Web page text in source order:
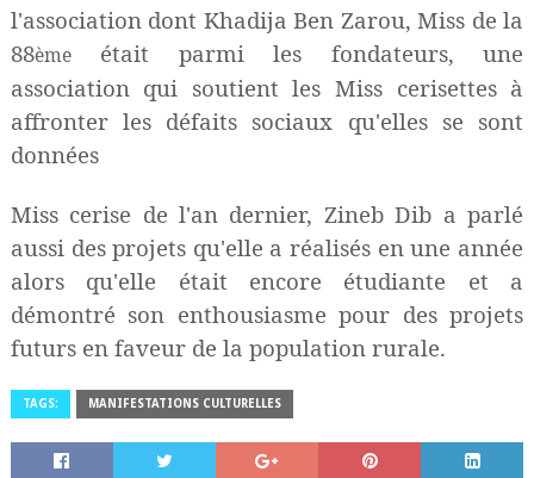
l'association dont Khadija Ben Zarou, Miss de la
88èmeétait parmi les fondateurs, une
association qui soutient les Miss cerisettes à
affronter les défaits sociaux qu'elles se sont
données
Miss cerise de l'an dernier, Zineb Dib a parlé
aussi des projets qu'elle a réalisés en une année
alors qu'elle était encore étudiante et a
démontré son enthousiasme pour des projets
futurs en faveur de la population rurale.
TAGS: MANIFESTATIONS CULTURELLES